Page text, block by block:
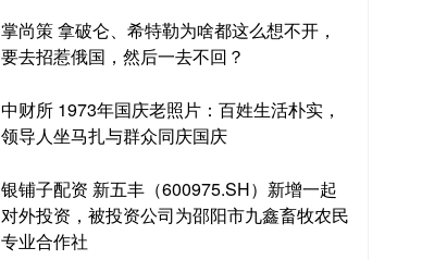
掌尚策 拿破仑、希特勒为啥都这么想不开，
要去招惹俄国，然后一去不回？
中财所 1973年国庆老照片：百姓生活朴实，
领导人坐马扎与群众同庆国庆
银铺子配资 新五丰（600975.SH）新增一起
对外投资，被投资公司为邵阳市九鑫畜牧农民
专业合作社